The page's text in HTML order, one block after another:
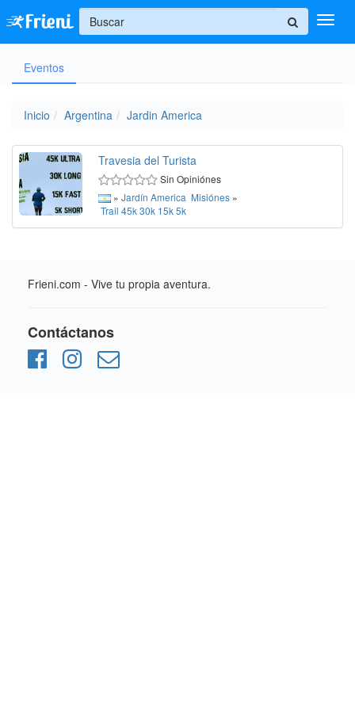
Ingresar
+
Eventos
Inicio Argentina Jardin America
Travesia del Turista
Sin Opiniónes
» Jardín America Misiónes »
Trail 45k30k 15k5k
Frieni.com - Vive tu propia aventura.
Contáctanos